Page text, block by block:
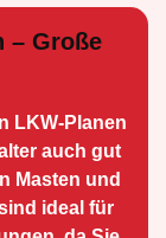
– Große
LKW-Planen
auch gut
Masten und
ideal für